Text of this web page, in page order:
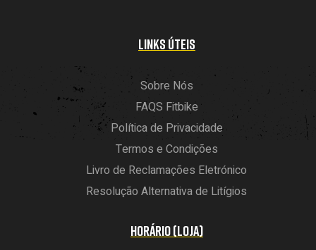
LINKS ÚTEIS
Sobre Nós
FAQS Fitbike
Política de Privacidade
Termos e Condições
Livro de Reclamações Eletrónico
Resolução Alternativa de Litígios
HORÁRIO (LOJA)